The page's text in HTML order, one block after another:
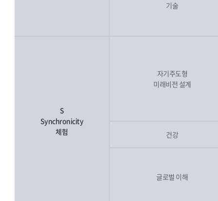
기술
S
Synchronicity
체험
자기주도형
미래비전 설계
건강
글로벌 이해